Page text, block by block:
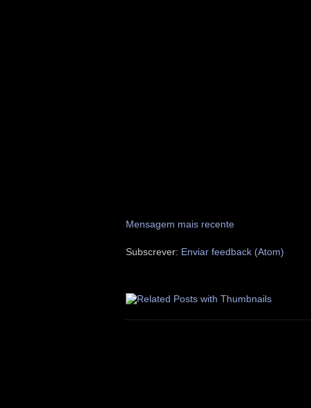
Mensagem mais recente
Subscrever: Enviar feedback (Atom)